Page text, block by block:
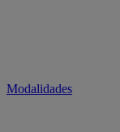
Modalidades